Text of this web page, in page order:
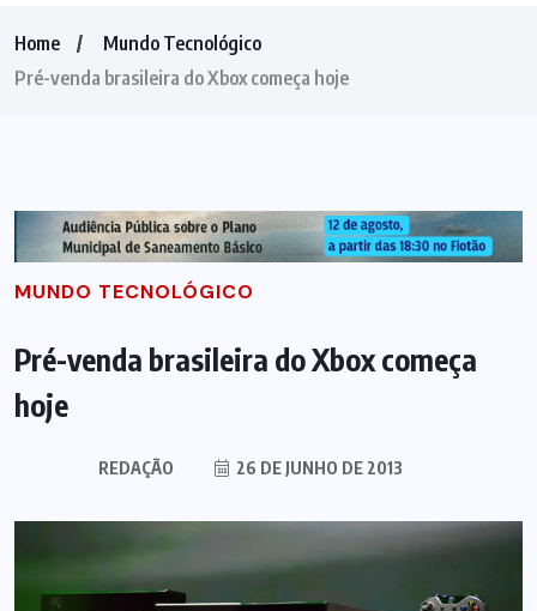
Home
Mundo Tecnológico
Pré-venda brasileira do Xbox começa hoje
MUNDO TECNOLÓGICO
Pré-venda brasileira do Xbox começa
hoje
REDAÇÃO 26 DE JUNHO DE 2013